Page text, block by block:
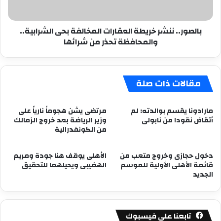
تحذر
بالصور.. ننشر خريطة العقارات المخالفة بحى الشرابية..
والمحافظة تحذر من شرائها
مقالات ذات صلة
مارادونا يقسم بوالدته: لم
أتقاض نقودا من نابولى
مرتضى يشن هجوماً نارياً على
وزير الرياضة بعد خروج الزمالك
من الكونفدرالية
دخول حجازى وخروج متعب من
قائمة الأهلى الأولية للموسم
الجديد
الأهلى يوقف هنا جودة ومريم
الهضيبى ويحيلهما للتحقيق
تابعنا على فيسبوك